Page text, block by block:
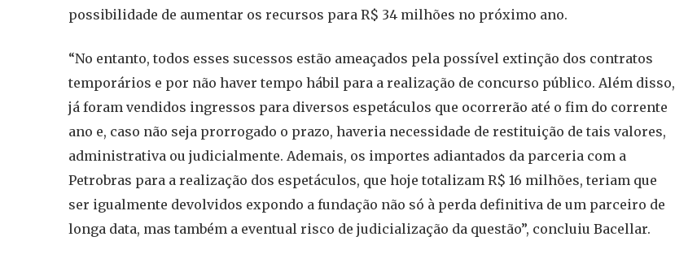
possibilidade de aumentar os recursos para R$ 34 milhões no próximo ano.
“No entanto, todos esses sucessos estão ameaçados pela possível extinção dos contratos
temporários e por não haver tempo hábil para a realização de concurso público. Além disso,
já foram vendidos ingressos para diversos espetáculos que ocorrerão até o fim do corrente
ano e, caso não seja prorrogado o prazo, haveria necessidade de restituição de tais valores,
administrativa ou judicialmente. Ademais, os importes adiantados da parceria com a
Petrobras para a realização dos espetáculos, que hoje totalizam R$ 16 milhões, teriam que
ser igualmente devolvidos expondo a fundação não só à perda definitiva de um parceiro de
longa data, mas também a eventual risco de judicialização da questão”, concluiu Bacellar.